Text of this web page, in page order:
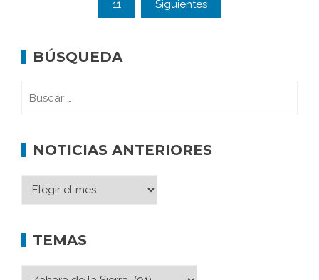
11 Siguientes
BÚSQUEDA
NOTICIAS ANTERIORES
TEMAS